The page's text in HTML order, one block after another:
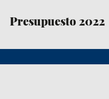
Presupuesto 2022